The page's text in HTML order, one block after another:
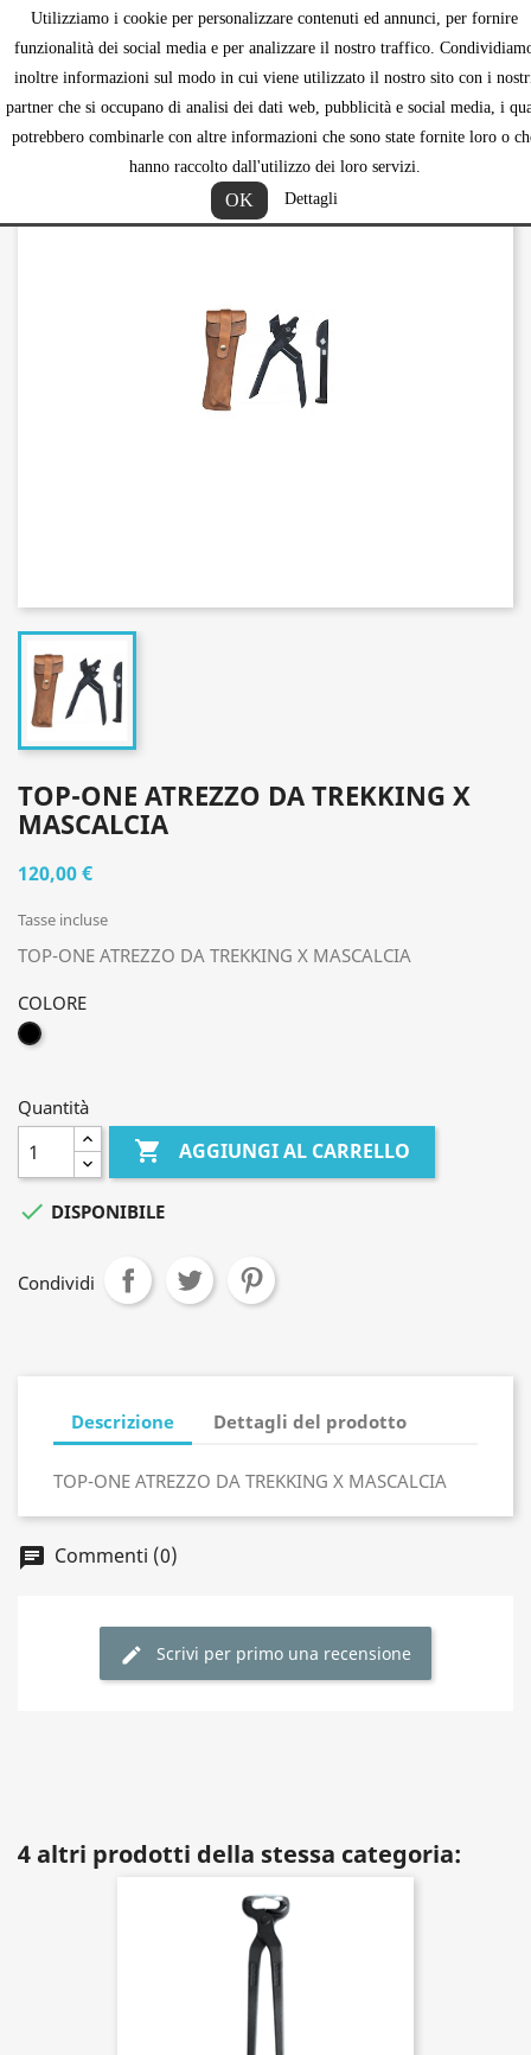
Utilizziamo i cookie per personalizzare contenuti ed annunci, per fornire
funzionalità dei social media e per analizzare il nostro traffico.
inoltre informazioni sul modo in cui viene utilizzato il nostro sito con i
partner che si occupano di analisi dei dati web, pubblicità e social media, i
potrebbero combinarle con altre informazioni che sono state fornite loro o
hanno raccolto dall'utilizzo dei loro servizi.
OK Dettagli

TOP-ONE ATREZZO DA TREKKING X
MASCALCIA
120,00 €
Tasse incluse
TOP-ONE ATREZZO DA TREKKING X MASCALCIA
COLORE
NERO
Quantità
 AGGIUNGI AL CARRELLO
 DISPONIBILE
Condividi
Descrizione Dettagli del prodotto
TOP-ONE ATREZZO DA TREKKING X MASCALCIA
Commenti (0)
Scrivi per primo una recensione
4 altri prodotti della stessa categoria: